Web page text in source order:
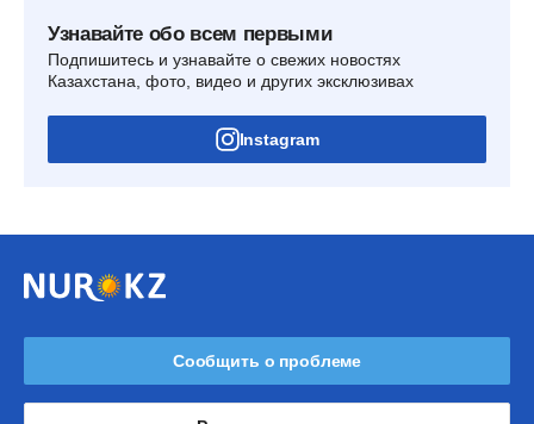
Узнавайте обо всем первыми
Подпишитесь и узнавайте о свежих новостях
Казахстана, фото, видео и других эксклюзивах
Instagram
Сообщить о проблеме